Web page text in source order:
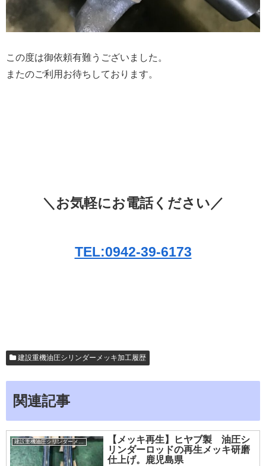
この度は御依頼有難うございました。
またのご利用お待ちしております。
＼お気軽にお電話ください／
TEL:0942-39-6173
建設重機油圧シリンダーメッキ加工履歴
関連記事
建設重機油圧シリンダーメッキ加工履歴
【メッキ再生】ヒヤブ製 油圧シ
リンダーロッドの再生メッキ研磨
仕上げ。鹿児島県